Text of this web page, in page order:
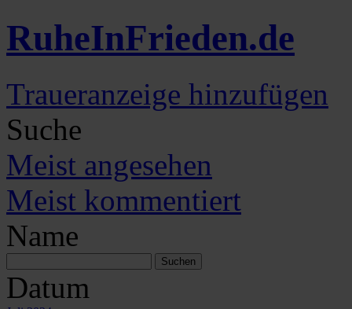
RuheInFrieden.de
Traueranzeige hinzufügen
Suche
Meist angesehen
Meist kommentiert
Name
Datum